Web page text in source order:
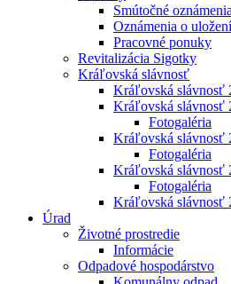
Smútočné oznámenia
Oznámenia o
Pracovné ponuky
Revitalizácia Sigotky
Kráľovská slávnosť
Kráľovská slávnosť
Kráľovská slávnosť
Fotogaléria
Kráľovská slávnosť
Fotogaléria
Kráľovská slávnosť
Fotogaléria
Kráľovská slávnosť
Úrad
Životné prostredie
Informácie
Odpadové hospodárstvo